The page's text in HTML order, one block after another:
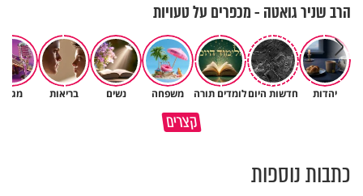
הרב שניר גואטה - מכפרים על טעויות
יהדות חדשות היוםלומדים תורה משפחה נשים בריאות מגזין
קצרים
הרצל דוסטר על העלייה לארץ
כתבות נוספות